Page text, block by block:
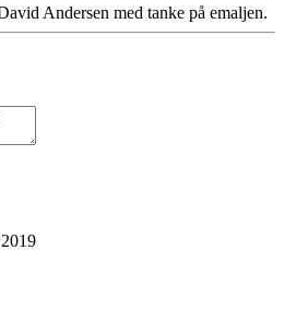
Andersen med tanke på emaljen.